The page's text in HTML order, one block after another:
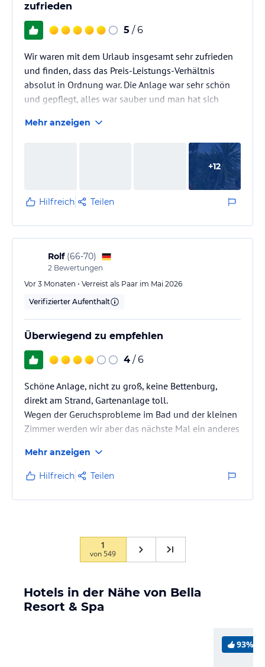
zufrieden
5 / 6
Wir waren mit dem Urlaub insgesamt sehr zufrieden
und finden, dass das Preis-Leistungs-Verhältnis
absolut in Ordnung war. Die Anlage war sehr schön
und gepflegt, alles war sauber und man hat sich
den Service und das gesamte Personal – alle waren
Kleine Minuspunkte gab es dennoch: Unser Zimmer
war leider recht hellhörig, sodass man trotz
geschlossener Fenster vieles hören konnte.
Mehr anzeigen
+12
Hilfreich Teilen
Rolf (66-70)
2 Bewertungen
Vor 3 Monaten • Verreist als Paar im Mai 2026
Verifizierter Aufenthalt
Überwiegend zu empfehlen
4 / 6
Schöne Anlage, nicht zu groß, keine Bettenburg,
direkt am Strand, Gartenanlage toll.
Wegen der Geruchsprobleme im Bad und der kleinen
Zimmer werden wir aber das nächste Mal ein anderes
Mehr anzeigen
Hilfreich Teilen
1
von549
Hotels in der Nähe von Bella
Resort & Spa
93%